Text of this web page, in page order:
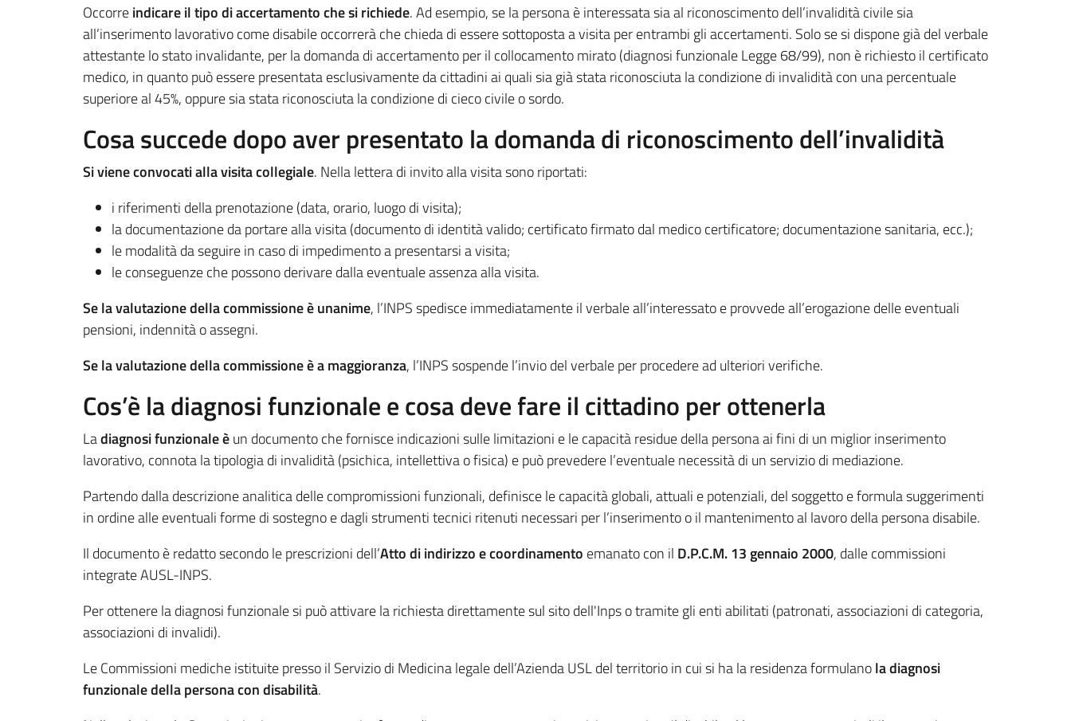
Occorreindicare il tipo di accertamento che si richiede. Ad esempio, se la persona è interessata sia al riconoscimento dell’invalidità civile sia
all’inserimento lavorativo come disabile occorrerà che chieda di essere sottoposta a visita per entrambi gli accertamenti. Solo se si dispone già del verbale
attestante lo stato invalidante, per la domanda di accertamento per il collocamento mirato (diagnosi funzionale Legge 68/99), non è richiesto il certificato
medico, in quanto può essere presentata esclusivamente da cittadini ai quali sia già stata riconosciuta la condizione di invalidità con una percentuale
superiore al 45%, oppure sia stata riconosciuta la condizione di cieco civile o sordo.
Cosa succede dopo aver presentato la domanda di riconoscimento dell’invalidità
Si viene convocati alla visita collegiale. Nella lettera di invito alla visita sono riportati:
i riferimenti della prenotazione (data, orario, luogo di visita);
la documentazione da portare alla visita (documento di identità valido; certificato firmato dal medico certificatore; documentazione sanitaria, ecc.);
le modalità da seguire in caso di impedimento a presentarsi a visita;
le conseguenze che possono derivare dalla eventuale assenza alla visita.
Se la valutazione della commissione è unanime, l’INPS spedisce immediatamente il verbale all’interessato e provvede all’erogazione delle eventuali
pensioni, indennità o assegni.
Se la valutazione della commissione è a maggioranza, l’INPS sospende l’invio del verbale per procedere ad ulteriori verifiche.
Cos’è la diagnosi funzionale e cosa deve fare il cittadino per ottenerla
Ladiagnosi funzionale èun documento che fornisce indicazioni sulle limitazioni e le capacità residue della persona ai fini di un miglior inserimento
lavorativo, connota la tipologia di invalidità (psichica, intellettiva o fisica) e può prevedere l’eventuale necessità di un servizio di mediazione.
Partendo dalla descrizione analitica delle compromissioni funzionali, definisce le capacità globali, attuali e potenziali, del soggetto e formula suggerimenti
in ordine alle eventuali forme di sostegno e dagli strumenti tecnici ritenuti necessari per l’inserimento o il mantenimento al lavoro della persona disabile.
Il documento è redatto secondo le prescrizioni dell’Atto di indirizzo e coordinamento emanato con il D.P.C.M. 13 gennaio 2000, dalle commissioni
integrate AUSL-INPS.
Per ottenere la diagnosi funzionale si può attivare la richiesta direttamente sul sito dell'Inps o tramite gli enti abilitati (patronati, associazioni di categoria,
associazioni di invalidi).
Le Commissioni mediche istituite presso il Servizio di Medicina legale dell’Azienda USL del territorio in cui si ha la residenza formulanola diagnosi
funzionale della persona con disabilità.